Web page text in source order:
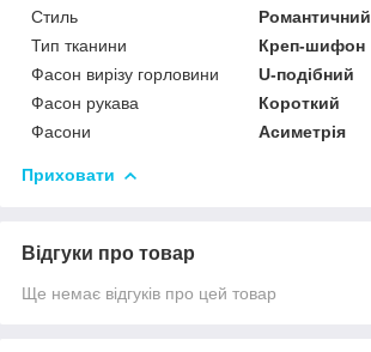
Стиль
Романтичний
Тип тканини
Креп-шифон
Фасон вирізу горловини
U-подібний
Фасон рукава
Короткий
Фасони
Асиметрія
Приховати
Відгуки про товар
Ще немає відгуків про цей товар